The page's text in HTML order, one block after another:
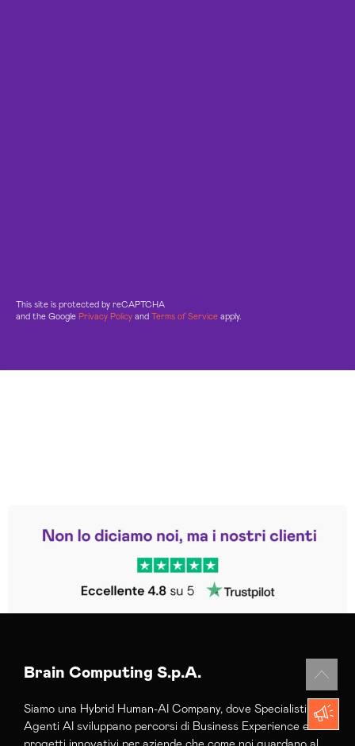
This site is protected by reCAPTCHA
and the Google Privacy Policy and Terms of Service apply.
Trustpilot
Brain Computing S.p.A.
Siamo una Hybrid Human-AI Company, dove Specialisti e
Agenti AI sviluppano percorsi di Business Experience e